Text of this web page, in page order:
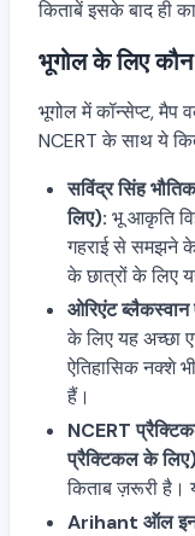
किताबें इसके बाद ही
भूगोल के लिए
भूगोल में कॉन्सेप्ट, मैप
NCERT के साथ ये
सविंद्र सिंह
लिए): भू आकृति
गहराई से समझने के
के छात्रों के लिए
ओरिएंट
के लिए यह अच्छा
ऐतिहासिक नक्शे
हैं।
NCERT
प्रैक्टिकल के
किताब ज़रूरी है।
Arihant ऑल इन